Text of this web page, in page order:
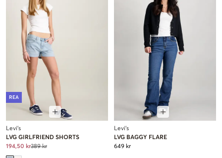
REA
Levi's
LVG GIRLFRIEND SHORTS
194,50 kr389 kr
Levi's
LVG BAGGY FLARE
649 kr